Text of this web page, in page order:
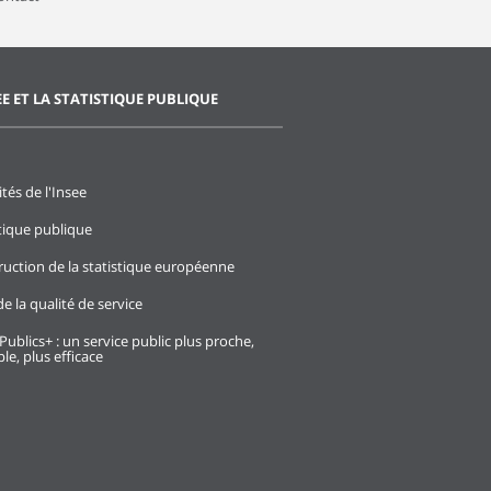
ET LA STATISTIQUE PUBLIQUE
de l'Insee
publique
de la statistique européenne
la qualité de service
: un service public plus proche,
plus efficace